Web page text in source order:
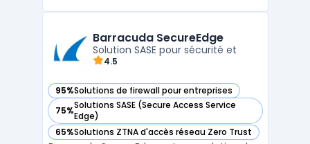
FreeBSD, il offre un environnement robuste
et une programma ...
Barracuda SecureEdge
Solution SASE pour sécurité et
4.5
95%Solutions de firewall pour entreprises
— voir Barracuda SecureEdge dans cette catégorie
75%Solutions SASE (Secure Access Service
Edge)
— voir Barracuda SecureEdge dans cette catégorie
65%Solutions ZTNA d'accès réseau Zero Trust
— voir Barracuda SecureEdge dans cette catégorie